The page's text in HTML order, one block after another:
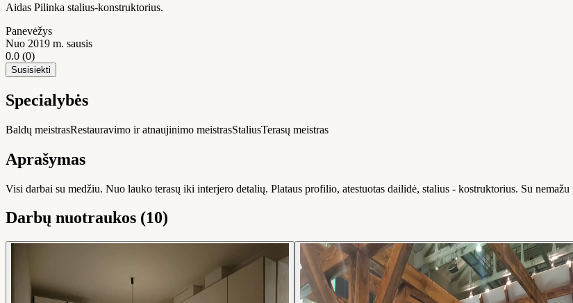
Aidas Pilinka stalius-konstruktorius.
Panevėžys
Nuo 2019 m. sausis
0.0 (0)
Susisiekti
Specialybės
Baldų meistrasRestauravimo ir atnaujinimo meistrasStaliusTerasų meistras
Aprašymas
Visi darbai su medžiu. Nuo lauko terasų iki interjero detalių. Plataus profilio, atestuotas dailidė, stalius - kostruktorius. Su
Darbų nuotraukos (10)